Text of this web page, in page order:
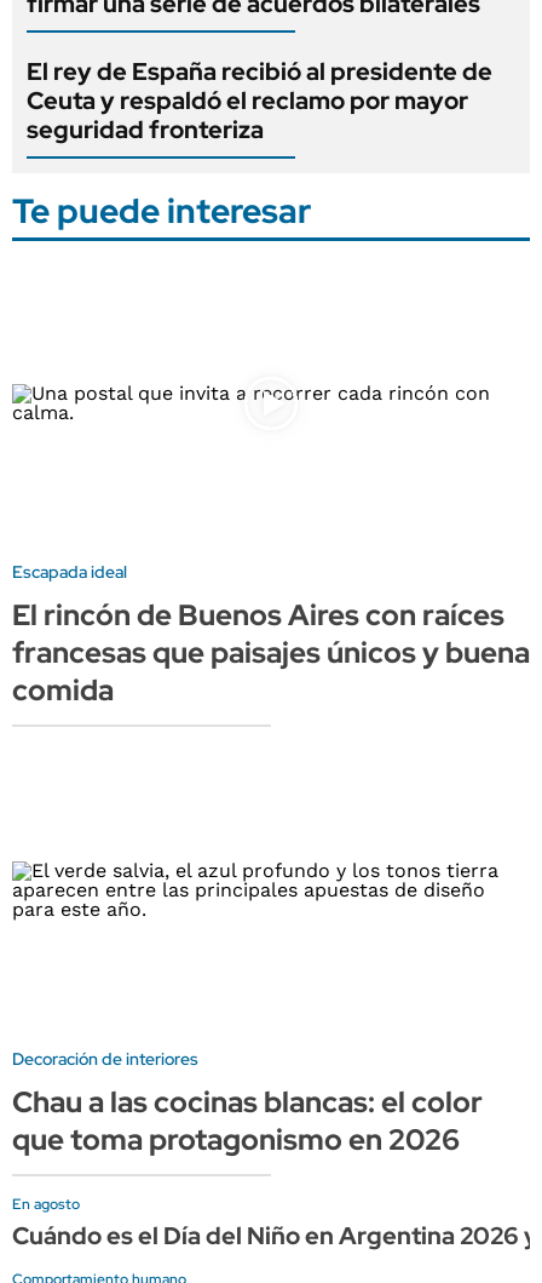
El rey de España recibió al presidente de
Ceuta y respaldó el reclamo por mayor
seguridad fronteriza
Te puede interesar
Escapada ideal
El rincón de Buenos Aires con raíces
francesas que paisajes únicos y buena
comida
Decoración de interiores
Chau a las cocinas blancas: el color
que toma protagonismo en 2026
En agosto
Cuándo es el Día del Niño en Argentina 2026